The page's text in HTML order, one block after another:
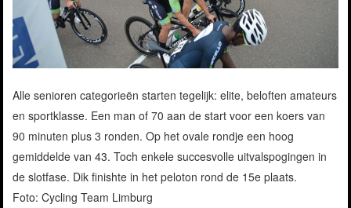
Alle senioren categorieën starten tegelijk: elite, beloften amateurs
en sportklasse. Een man of 70 aan de start voor een koers van
90 minuten plus 3 ronden. Op het ovale rondje een hoog
gemiddelde van 43. Toch enkele succesvolle uitvalspogingen in
de slotfase. Dik finishte in het peloton rond de 15e plaats.
Foto: Cycling Team Limburg